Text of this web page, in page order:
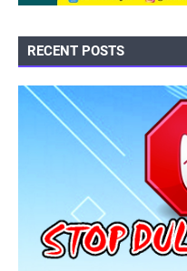
RECENT POSTS